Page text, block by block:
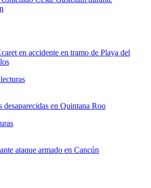
en accidente en tramo de Playa del
lecturas
desaparecidas en Quintana Roo
ataque armado en Cancún